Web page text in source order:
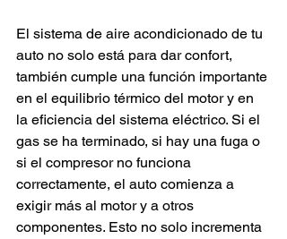
El sistema de aire acondicionado de tu
auto no solo está para dar confort,
también cumple una función importante
en el equilibrio térmico del motor y en
la eficiencia del sistema eléctrico. Si el
gas se ha terminado, si hay una fuga o
si el compresor no funciona
correctamente, el auto comienza a
exigir más al motor y a otros
componentes. Esto no solo incrementa